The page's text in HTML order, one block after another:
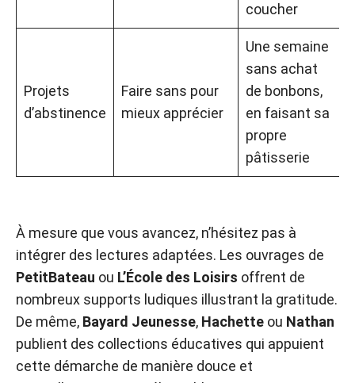
coucher
Projets
d’abstinence
Faire sans pour
mieux apprécier
Une semaine
sans achat
de bonbons,
en faisant sa
propre
pâtisserie
À mesure que vous avancez, n’hésitez pas à
intégrer des lectures adaptées. Les ouvrages de
PetitBateau ou L’École des Loisirs offrent de
nombreux supports ludiques illustrant la gratitude.
De même, Bayard Jeunesse, Hachette ou Nathan
publient des collections éducatives qui appuient
cette démarche de manière douce et